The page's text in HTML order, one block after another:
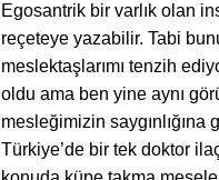
Egosantrik bir varlık olan
reçeteye yazabilir. Tabi
meslektaşlarımı tenzih
oldu ama ben yine aynı
mesleğimizin
Türkiye’de bir tek doktor